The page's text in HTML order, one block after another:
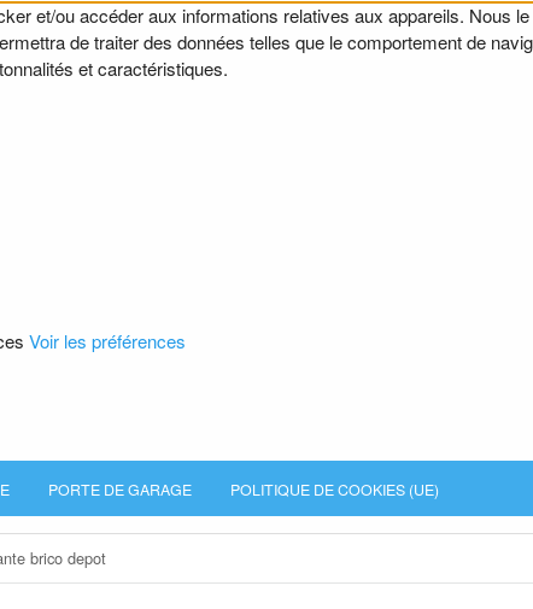
et/ou accéder aux informations relatives aux appareils. Nous
de traiter des données telles que le comportement de
et caractéristiques.
Voir les préférences
PORTE DE GARAGE POLITIQUE DE COOKIES (UE)
brico depot